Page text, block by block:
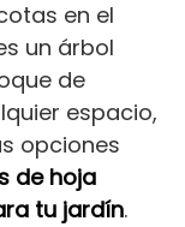
en el
un árbol
de
espacio,
opciones
de hoja
tu jardín.